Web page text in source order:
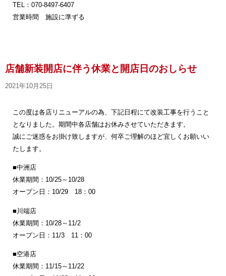
TEL：070-8497-6407
営業時間 施設に準ずる
店舗新装開店に伴う休業と開店日のおしらせ
2021年10月25日
この度は各店リニューアルの為、下記日程にて改装工事を行うこと
となりました。期間中各店舗はお休みさせていただきます。
誠にご迷惑をお掛け致しますが、何卒ご理解のほど宜しくお願いい
たします。
■中洲店
休業期間：10/25～10/28
オープン日：10/29 18：00
■川端店
休業期間：10/28～11/2
オープン日：11/3 11：00
■空港店
休業期間：11/15～11/22